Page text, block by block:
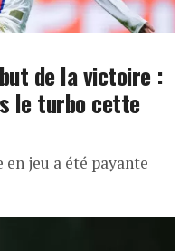
de la victoire :
le turbo cette
jeu a été payante